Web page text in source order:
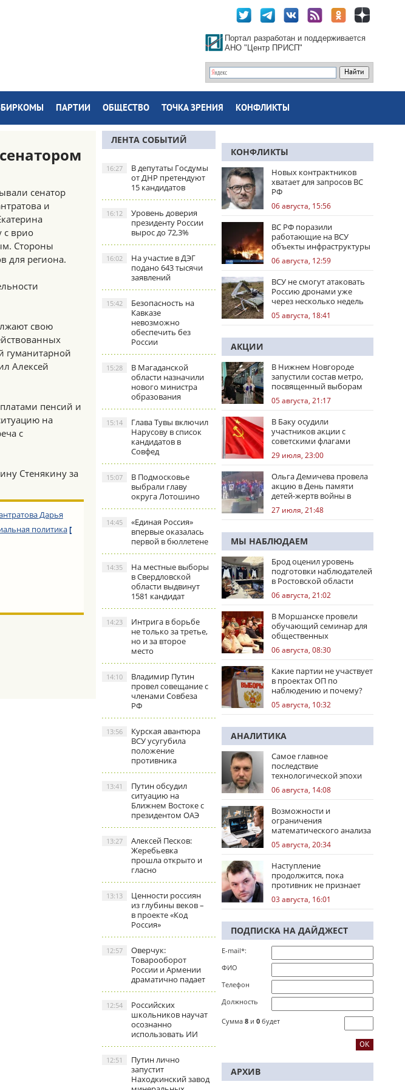
Портал разработан и поддерживается
АНО "Центр ПРИСП"
ПАРТИИ ОБЩЕСТВО ТОЧКА ЗРЕНИЯ КОНФЛИКТЫ
сенатор
и
с врио
Стороны
для региона.
свою
гуманитарной
Алексей
пенсий и
на
с
Стенякину за
Дарья
политика [
ЛЕНТА СОБЫТИЙ
В депутаты Госдумы
от ДНР претендуют
15 кандидатов
16:27
Уровень доверия
президенту России
вырос до 72,3%
16:12
На участие в ДЭГ
подано 643 тысячи
заявлений
16:02
Безопасность на
Кавказе
невозможно
обеспечить без
России
15:42
В Магаданской
области назначили
нового министра
образования
15:28
Глава Тувы включил
Нарусову в список
кандидатов в
Совфед
15:14
В Подмосковье
выбрали главу
округа Лотошино
15:07
«Единая Россия»
впервые оказалась
первой в бюллетене
14:45
На местные выборы
в Свердловской
области выдвинут
1581 кандидат
14:35
Интрига в борьбе
не только за третье,
но и за второе
место
14:23
Владимир Путин
провел совещание с
членами Совбеза
РФ
14:10
Курская авантюра
ВСУ усугубила
положение
противника
13:56
Путин обсудил
ситуацию на
Ближнем Востоке с
президентом ОАЭ
13:41
Алексей Песков:
Жеребьевка
прошла открыто и
гласно
13:27
Ценности россиян
из глубины веков –
в проекте «Код
Россия»
13:13
Оверчук:
Товарооборот
России и Армении
драматично падает
12:57
Российских
школьников научат
осознанно
использовать ИИ
12:54
Путин лично
запустит
Находкинский завод
12:51
КОНФЛИКТЫ
Новых контрактников
хватает для запросов ВС
РФ
06 августа, 15:56
ВС РФ поразили
работающие на ВСУ
объекты инфраструктуры
и центры логистики
06 августа, 12:59
ВСУ не смогут атаковать
Россию дронами уже
через несколько недель
05 августа, 18:41
АКЦИИ
В Нижнем Новгороде
запустили состав метро,
посвященный выборам
05 августа, 21:17
В Баку осудили
участников акции с
советскими флагами
29 июля, 23:00
Ольга Демичева провела
акцию в День памяти
детей-жертв войны в
Донбассе
27 июля, 21:48
МЫ НАБЛЮДАЕМ
Брод оценил уровень
подготовки наблюдателей
в Ростовской области
06 августа, 21:02
В Моршанске провели
обучающий семинар для
общественных
наблюдателей
06 августа, 08:30
Какие партии не участвует
в проектах ОП по
наблюдению и почему?
05 августа, 10:32
АНАЛИТИКА
Самое главное
последствие
технологической эпохи
06 августа, 14:08
Возможности и
ограничения
математического анализа
избирательных кампаний
05 августа, 20:34
Наступление
продолжится, пока
противник не признает
стратегическое
поражение
03 августа, 16:01
ПОДПИСКА НА ДАЙДЖЕСТ
E-mail*:
ФИО
Телефон
Должность
Сумма 8 и 0 будет
АРХИВ